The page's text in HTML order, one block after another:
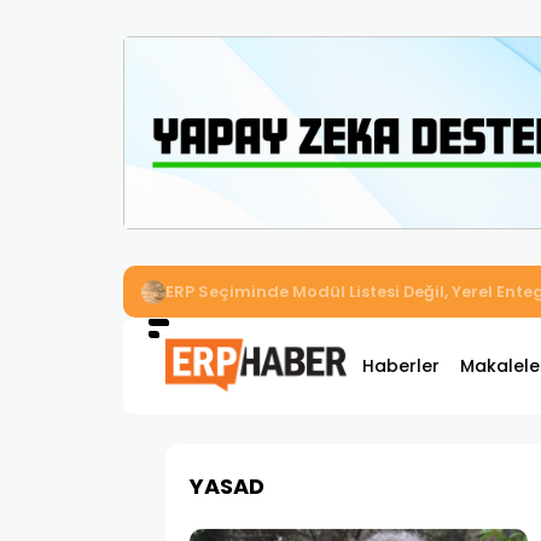
İkizler Aydınlatma, Workcube ERP ile
Haberler
YASAD